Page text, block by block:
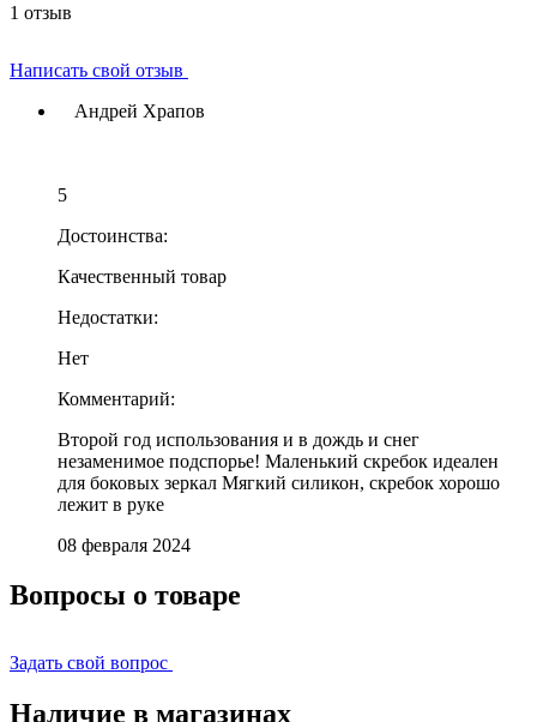
1 отзыв
Написать свой отзыв
Андрей Храпов
5
Достоинства:
Качественный товар
Недостатки:
Нет
Комментарий:
Второй год использования и в дождь и снег
незаменимое подспорье! Маленький скребок идеален
для боковых зеркал Мягкий силикон, скребок хорошо
лежит в руке
08 февраля 2024
Вопросы о товаре
Задать свой вопрос
Наличие в магазинах